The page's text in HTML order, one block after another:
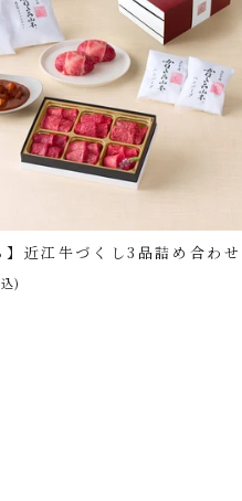
】近江牛づくし3品詰め合わせ
)